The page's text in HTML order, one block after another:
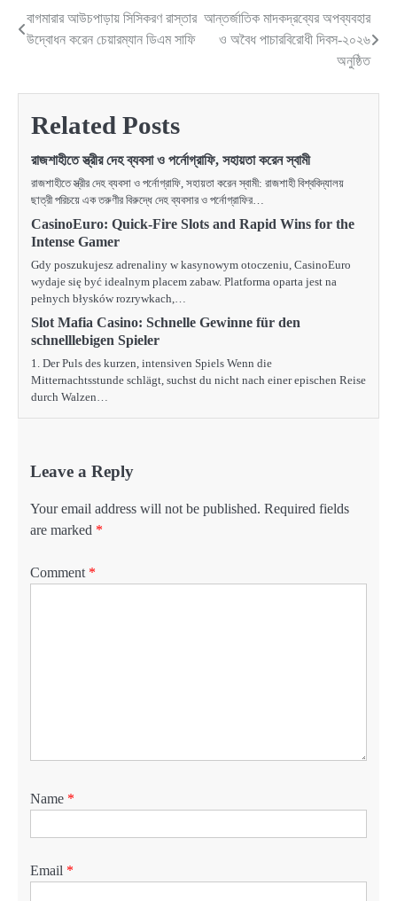
Post
বাগমারার আউচপাড়ায় সিসিকরণ রাস্তার
উদ্বোধন করেন চেয়ারম্যান ডিএম সাফি
আন্তর্জাতিক মাদকদ্রব্যের অপব্যবহার
ও অবৈধ পাচারবিরোধী দিবস-২০২৬
অনুষ্ঠিত
Related Posts
রাজশাহীতে স্ত্রীর দেহ ব্যবসা ও পর্নোগ্রাফি, সহায়তা করেন স্বামী
রাজশাহীতে স্ত্রীর দেহ ব্যবসা ও পর্নোগ্রাফি, সহায়তা করেন স্বামী: রাজশাহী বিশ্ববিদ্যালয়
ছাত্রী পরিচয়ে এক তরুণীর বিরুদ্ধে দেহ ব্যবসার ও পর্নোগ্রাফির…
CasinoEuro: Quick‑Fire Slots and Rapid Wins for the
Intense Gamer
Gdy poszukujesz adrenaliny w kasynowym otoczeniu, CasinoEuro
wydaje się być idealnym placem zabaw. Platforma oparta jest na
pełnych błysków rozrywkach,…
Slot Mafia Casino: Schnelle Gewinne für den
schnelllebigen Spieler
1. Der Puls des kurzen, intensiven Spiels Wenn die
Mitternachtsstunde schlägt, suchst du nicht nach einer epischen Reise
durch Walzen…
Leave a Reply
Your email address will not be published. Required fields
are marked *
Comment *
Name *
Email *